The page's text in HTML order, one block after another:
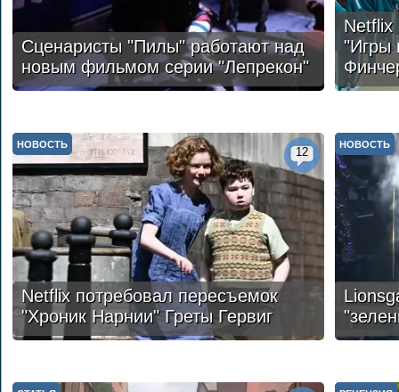
Сценаристы "Пилы" работают над
новым фильмом серии "Лепрекон"
Netflix
"Игры
Netflix потребовал пересъемок
"Хроник Нарнии" Греты Гервиг
НОВОСТЬ
12
НОВОСТЬ